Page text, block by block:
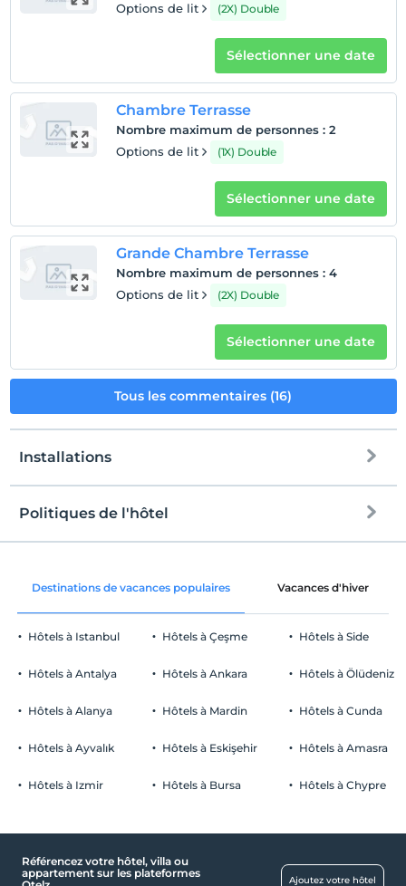
Options de lit
(2X) Double
Sélectionner une date
Chambre Terrasse
Nombre maximum de personnes : 2
Options de lit
(1X) Double
Sélectionner une date
Grande Chambre Terrasse
Nombre maximum de personnes : 4
Options de lit
(2X) Double
Sélectionner une date
Tous les commentaires (16)
Installations
Espaces communs et toutes les
chambres familiales
Services de nettoyage
Politiques de l'hôtel
enregistrement
Vérifier
Avant 12:00
animaux
Les bébés de moins de 2 ne sont pas facturés
Destinations de vacances populaires Vacances d'hiver
Hôtels à Istanbul
Hôtels à Antalya
Hôtels à Alanya
Hôtels à Ayvalık
Hôtels à Izmir
Hôtels à Çeşme
Hôtels à Ankara
Hôtels à Mardin
Hôtels à Eskişehir
Hôtels à Bursa
Hôtels à Side
Hôtels à Ölüdeniz
Hôtels à Cunda
Hôtels à Amasra
Hôtels à Chypre
Référencez votre hôtel, villa ou
appartement sur les plateformes
Ajoutez votre hôtel